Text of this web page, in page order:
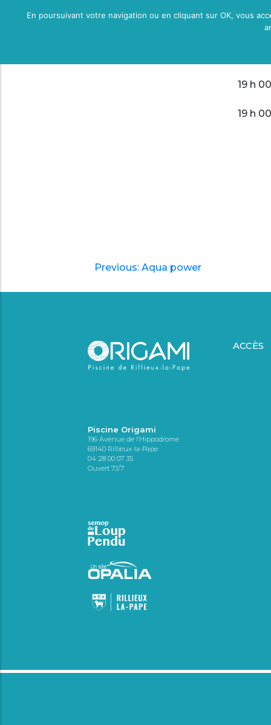
19 h
19 h
Previous: Aqua power
Piscine Origami
196 Avenue de l’Hippodrome
69140 Rillieux-la-Pape
04 28 00 07 35
Ouvert 7J/7
ACCÈS
En poursuivant votre navigation ou en cliquant sur OK, vous